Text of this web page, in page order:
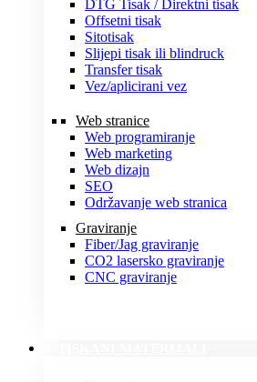
DTG Tisak / Direktni tisak
Offsetni tisak
Sitotisak
Slijepi tisak ili blindruck
Transfer tisak
Vez/aplicirani vez
Web stranice
Web programiranje
Web marketing
Web dizajn
SEO
Održavanje web stranica
Graviranje
Fiber/Jag graviranje
CO2 lasersko graviranje
CNC graviranje